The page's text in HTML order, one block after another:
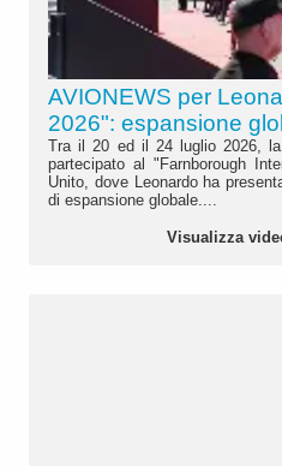
AVIONEWS per
2026": espansione
Tra il 20 ed il 24 luglio 2026,
partecipato al "Farnborough
Unito, dove Leonardo ha
di espansione globale....
Visualizza